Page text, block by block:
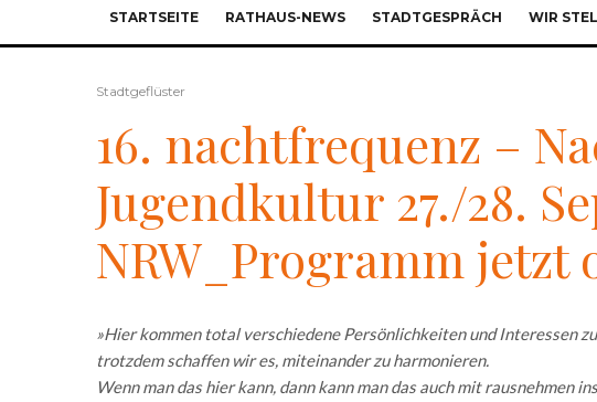
STARTSEITE RATHAUS-NEWS STADTGESPRÄCH WIR
Stadtgeflüster
16. nachtfrequenz –
Jugendkultur 27./28.
NRW_Programm jetzt
»Hier kommen total verschiedene Persönlichkeiten und Interessen
trotzdem schaffen wir es, miteinander zu harmonieren.
Wenn man das hier kann, dann kann man das auch mit rausnehmen